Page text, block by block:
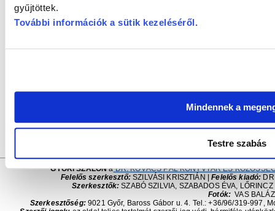
gyűjtöttek.
További információk a sütik kezeléséről.
Mindennek a
Testre szabás
szellemünk ügyessége, a tervszerűség, amivel bármikor
harcos, akinek megmarad fegyverzete, ereje,
gyűjteményéből származik,
GYŐRI SZALONaDR. KOVÁCS PÁL KÖNYVTÁR ÉS
Felelős szerkesztő:SZILVÁSI KRISZTIÁN | Felelős kiadó:
Szerkesztők:SZABÓ SZILVIA, SZABADOS ÉVA,
Fotók: VAS
Szerkesztőség:9021 Győr, Baross Gábor u. 4. Tel.: +36/96/319-997,